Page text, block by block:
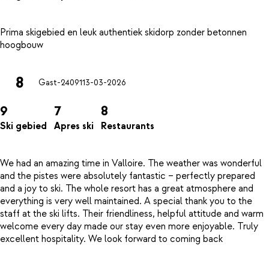
Prima skigebied en leuk authentiek skidorp zonder betonnen
8 Gast-2409113-03-2026
9
Ski gebied
7
Apres ski
8
Restaurants
We had an amazing time in Valloire. The weather was wonderful
and the pistes were absolutely fantastic – perfectly prepared
and a joy to ski. The whole resort has a great atmosphere and
everything is very well maintained. A special thank you to the
staff at the ski lifts. Their friendliness, helpful attitude and warm
welcome every day made our stay even more enjoyable. Truly
excellent hospitality. We look forward to coming back